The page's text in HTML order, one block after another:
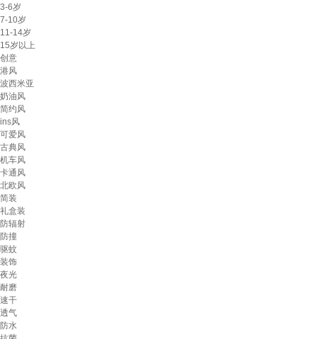
3-6岁
7-10岁
11-14岁
15岁以上
创意
港风
波西米亚
奶油风
简约风
ins风
可爱风
古典风
机车风
卡通风
北欧风
简装
礼盒装
防辐射
防撞
驱蚊
装饰
夜光
耐磨
速干
透气
防水